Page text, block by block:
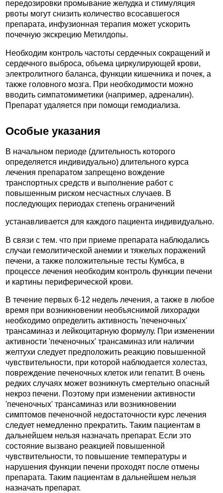
передозировки промывание желудка и стимуляция
рвоты могут снизить количество всосавшегося
препарата, инфузионная терапия может ускорить
почечную экскрецию Метилдопы.
Необходим контроль частоты сердечных сокращений и
сердечного выброса, объема циркулирующей крови,
электролитного баланса, функции кишечника и почек, а
также головного мозга. При необходимости можно
вводить симпатомиметики (например, адреналин).
Препарат удаляется при помощи гемодиализа.
Особые указания
В начальном периоде (длительность которого
определяется индивидуально) длительного курса
лечения препаратом запрещено вождение
транспортных средств и выполнение работ с
повышенным риском несчастных случаев. В
последующих периодах степень ограничений
устанавливается для каждого пациента индивидуально.
В связи с тем. что при приеме препарата наблюдались
случаи гемолитической анемии и тяжелых поражений
печени, а также положительные тесты Кумбса, в
процессе лечения необходим контроль функции печени
и картины периферической крови.
В течение первых 6-12 недель лечения, а также в любое
время при возникновении необъяснимой лихорадки
необходимо определить активность 'печеночных'
трансаминаз и лейкоцитарную формулу. При изменении
активности 'печеночных' трансаминаз или наличии
желтухи следует предположить реакцию повышенной
чувствительности, при которой наблюдается холестаз,
повреждение печеночных клеток или гепатит. В очень
редких случаях может возникнуть смертельно опасный
некроз печени. Поэтому при изменении активности
'печеночных' трансаминаз или возникновении
симптомов печеночной недостаточности курс лечения
следует немедленно прекратить. Таким пациентам в
дальнейшем нельзя назначать препарат. Если это
состояние вызвано реакцией повышенной
чувствительности, то повышение температуры и
нарушения функции печени проходят после отмены
препарата. Таким пациентам в дальнейшем нельзя
назначать препарат.